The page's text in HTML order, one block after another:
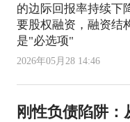
的边际回报率持续下
要股权融资，融资结
是"必选项"
2026年05月28 14:46
刚性负债陷阱：